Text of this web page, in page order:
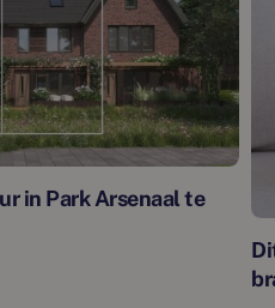
in Park Arsenaal te